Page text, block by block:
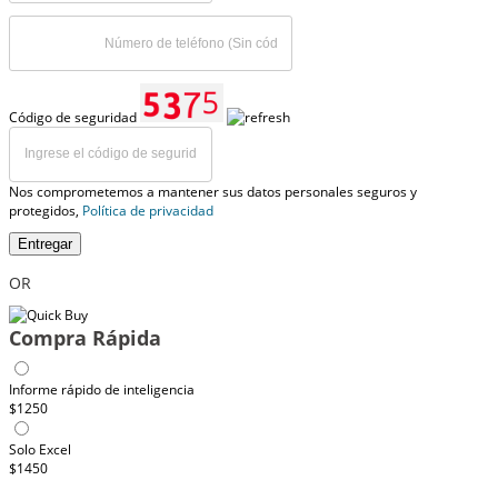
Código de seguridad
Nos comprometemos a mantener sus datos personales seguros y
protegidos, Política de privacidad
Entregar
OR
Compra Rápida
Informe rápido de inteligencia
$1250
Solo Excel
$1450